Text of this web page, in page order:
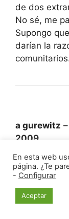
de dos
No sé, me
Supongo
darían la
a gurewitz
2009
Pues debes
que al CSD
siquiera
En esta web
página. ¿Te
- Configurar
Aceptar